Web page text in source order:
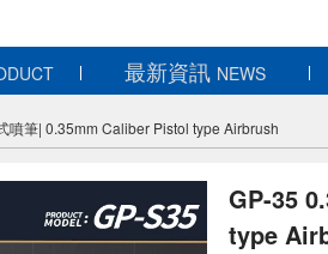
最新資訊 NEWS
噴筆| 0.35mm Caliber Pistol type Airbrush
GP-35
type